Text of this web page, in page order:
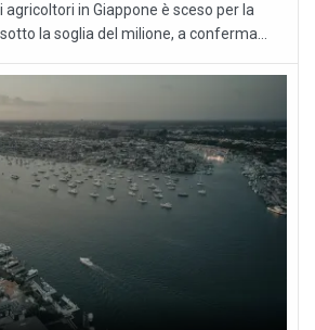
agricoltori in Giappone è sceso per la
la soglia del milione, a conferma...